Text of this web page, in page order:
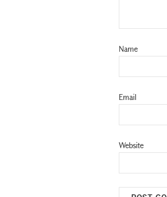
Name
Email
Website